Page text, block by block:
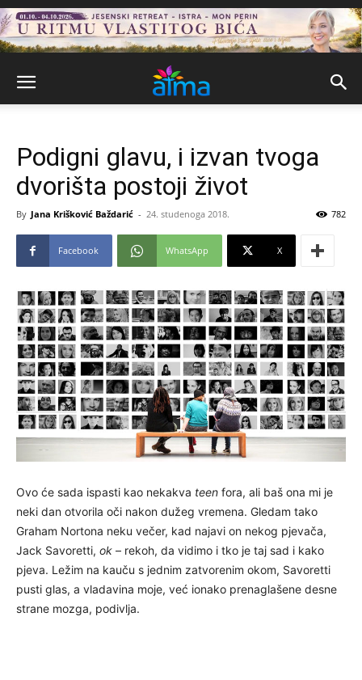
Podigni glavu, i izvan tvoga
dvorišta postoji život
By Jana Krišković Baždarić - 24. studenoga 2018. 782
Facebook WhatsApp X
Ovo će sada ispasti kao nekakva teen fora, ali baš ona mi je
neki dan otvorila oči nakon dužeg vremena. Gledam tako
Graham Nortona neku večer, kad najavi on nekog pjevača,
Jack Savoretti, ok – rekoh, da vidimo i tko je taj sad i kako
pjeva. Ležim na kauču s jednim zatvorenim okom, Savoretti
pusti glas, a vladavina moje, već ionako prenaglašene desne
strane mozga, podivlja.